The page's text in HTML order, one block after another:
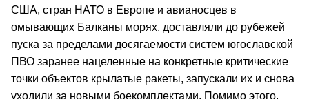
США, стран НАТО в Европе и авианосцев в
омывающих Балканы морях, доставляли до рубежей
пуска за пределами досягаемости систем югославской
ПВО заранее нацеленные на конкретные критические
точки объектов крылатые ракеты, запускали их и снова
уходили за новыми боекомплектами. Помимо этого,